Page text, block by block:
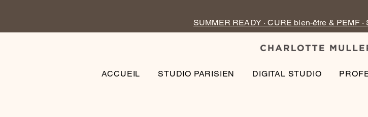
SUMMER READY · CURE bien-être & PEMF
ACCUEIL STUDIO PARISIEN DIGITAL STUDIO